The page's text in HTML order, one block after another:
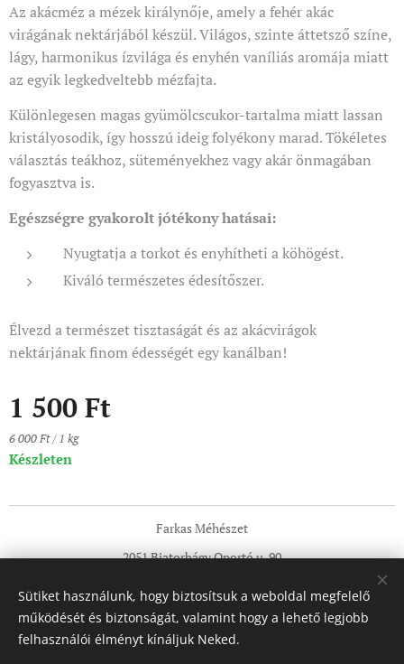
Az akácméz a mézek királynője, amely a fehér akác
virágának nektárjából készül. Világos, szinte áttetsző színe,
lágy, harmonikus ízvilága és enyhén vaníliás aromája miatt
az egyik legkedveltebb mézfajta.
Különlegesen magas gyümölcscukor-tartalma miatt lassan
kristályosodik, így hosszú ideig folyékony marad. Tökéletes
választás teákhoz, süteményekhez vagy akár önmagában
fogyasztva is.
Egészségre gyakorolt jótékony hatásai:
Nyugtatja a torkot és enyhítheti a köhögést.
Kiváló természetes édesítőszer.
Élvezd a természet tisztaságát és az akácvirágok
nektárjának finom édességét egy kanálban!
1 500 Ft
6 000 Ft / 1 kg
Készleten
Farkas Méhészet
2051 Biatorbágy Oportó u. 90
info@termeloimez-mezbor.hu
Sütik
Nyelvek
Sütiket használunk, hogy biztosítsuk a weboldal megfelelő
működését és biztonságát, valamint hogy a lehető legjobb
felhasználói élményt kínáljuk Neked.